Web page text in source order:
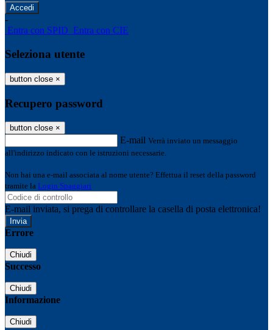
-
Entra con SPID Entra con CIE
Seleziona utente
button close ×
Recupero password
button close ×
E-mail Verrà inviato un messaggio
all'indirizzo indicato con le istruzioni necessarie.
Non hai una e-mail associata al nome utente? Effettua il reset della password
tramite la Login Spaggiari
E-mail inviata, si prega di controllare la casella di posta elettronica!
Errore
Chiudi
Successo
Chiudi
Informazione
Chiudi